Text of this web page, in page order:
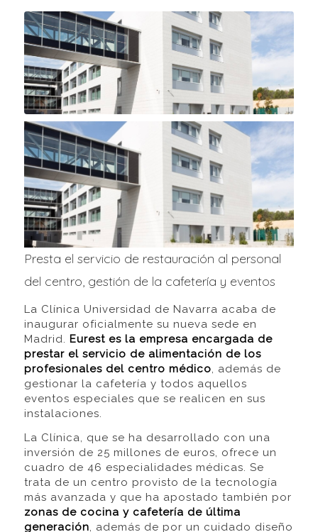
Presta el servicio de restauración al personal
del centro, gestión de la cafetería y eventos
La Clínica Universidad de Navarra acaba de
inaugurar oficialmente su nueva sede en
Madrid. Eurest es la empresa encargada de
prestar el servicio de alimentación de los
profesionales del centro médico, además de
gestionar la cafetería y todos aquellos
eventos especiales que se realicen en sus
instalaciones.
La Clínica, que se ha desarrollado con una
inversión de 25 millones de euros, ofrece un
cuadro de 46 especialidades médicas. Se
trata de un centro provisto de la tecnología
más avanzada y que ha apostado también por
zonas de cocina y cafetería de última
generación, además de por un cuidado diseño